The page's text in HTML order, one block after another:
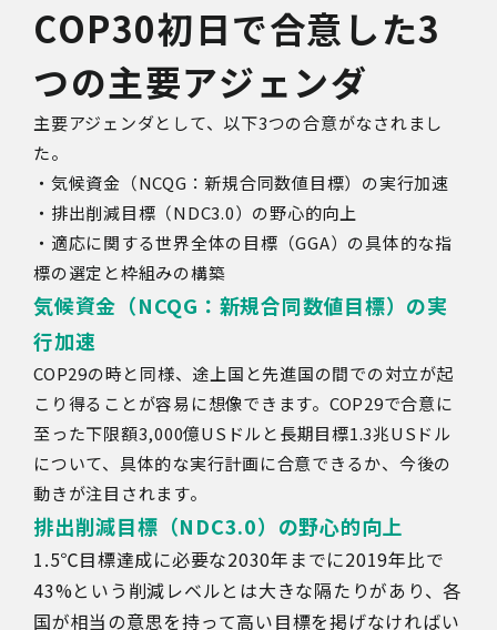
COP30初日で合意した3
つの主要アジェンダ
主要アジェンダとして、以下3つの合意がなされまし
た。
・気候資金（NCQG：新規合同数値目標）の実行加速
・排出削減目標（NDC3.0）の野心的向上
・適応に関する世界全体の目標（GGA）の具体的な指
標の選定と枠組みの構築
気候資金（NCQG：新規合同数値目標）の実
行加速
COP29の時と同様、途上国と先進国の間での対立が起
こり得ることが容易に想像できます。COP29で合意に
至った下限額3,000億USドルと長期目標1.3兆USドル
について、具体的な実行計画に合意できるか、今後の
動きが注目されます。
排出削減目標（NDC3.0）の野心的向上
1.5℃目標達成に必要な2030年までに2019年比で
43%という削減レベルとは大きな隔たりがあり、各
国が相当の意思を持って高い目標を掲げなければい